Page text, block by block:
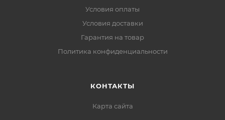
Условия оплаты
Условия доставки
Гарантия на товар
Политика конфиденциальности
КОНТАКТЫ
Карта сайта